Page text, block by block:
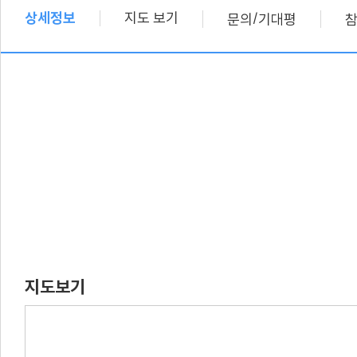
상세정보 지도 보기 문의/기대평
지도보기